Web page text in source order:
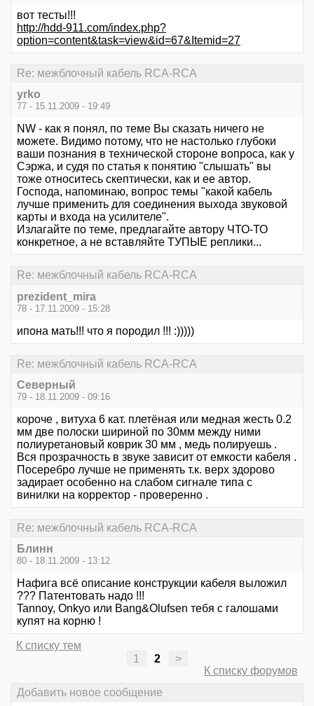
вот тесты!!!
http://hdd-911.com/index.php?
option=content&task=view&id=67&Itemid=27
Re: межблочный кабель RCA-RCA
yrko
77 - 15.11.2009 - 19:49
NW - как я понял, по теме Вы сказать ничего не
можете. Видимо потому, что не настолько глубоки
ваши познания в технической стороне вопроса, как у
Сэржа, и судя по статья к понятию "слышать" вы
тоже относитесь скептически, как и ее автор.
Господа, напоминаю, вопрос темы "какой кабель
лучше применить для соединения выхода звуковой
карты и входа на усилителе".
Излагайте по теме, предлагайте автору ЧТО-ТО
конкретное, а не вставляйте ТУПЫЕ реплики...
Re: межблочный кабель RCA-RCA
prezident_mira
78 - 17.11.2009 - 15:28
ипона мать!!! что я породил !!! :)))))
Re: межблочный кабель RCA-RCA
Северный
79 - 18.11.2009 - 09:16
короче , витуха 6 кат. плетёная или медная жесть 0.2
мм две полоски шириной по 30мм между ними
полиуретановый коврик 30 мм , медь полируешь .
Вся прозрачность в звуке зависит от емкости кабеля .
Посеребро лучше не применять т.к. верх здорово
задирает особенно на слабом сигнале типа с
винилки на корректор - проверенно .
Re: межблочный кабель RCA-RCA
Блинн
80 - 18.11.2009 - 13:12
Нафига всё описание конструкции кабеля выложил
??? Патентовать надо !!!
Tannoy, Onkyo или Bang&Olufsen тебя с галошами
купят на корню !
К списку тем
1
2
>
К списку форумов
Добавить новое сообщение